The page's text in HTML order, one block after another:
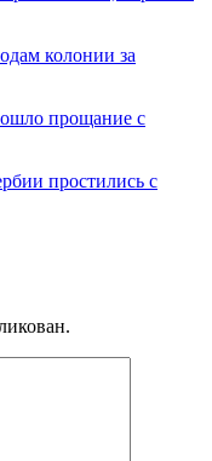
колонии за
прощание с
простились с